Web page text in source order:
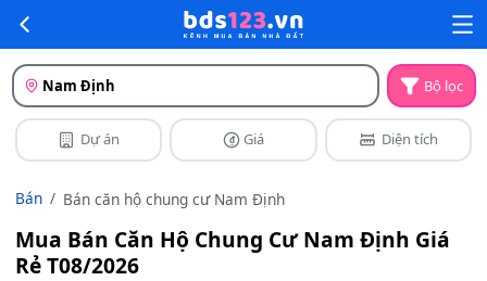
Nam Định Bộ lọc
Dự án Giá Diện tích
Bán Bán căn hộ chung cư Nam Định
Mua Bán Căn Hộ Chung Cư Nam Định Giá
Rẻ T08/2026